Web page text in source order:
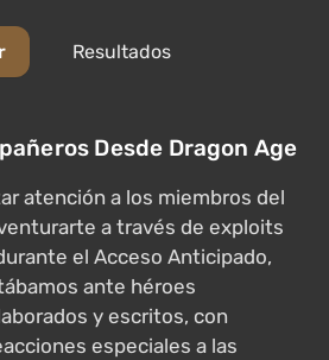
Resultados
Desde Dragon Age
atención a los miembros del
a través de exploits
el Acceso Anticipado,
ante héroes
y escritos, con
especiales a las